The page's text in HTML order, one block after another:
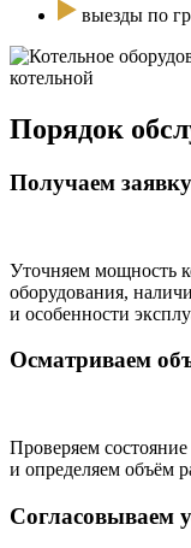
выезды по
Порядок
Получаем заявку
Уточняем мощность
оборудования,
и особенности
Осматриваем
Проверяем
и определяем объём
Согласовываем